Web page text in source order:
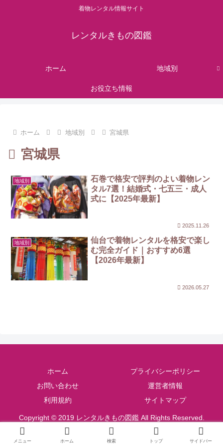
着物レンタル情報サイト
レンタルきもの図鑑
ホーム 地域別
お役立ち情報
ホーム 地域別 宮城県
宮城県
地域別
石巻で格安で評判のよい着物レン
タル7選！結婚式・七五三・成人
式に【2025年最新】
2025.11.26
地域別
仙台で着物レンタルを格安で楽し
む完全ガイド｜おすすめ6選
【2026年最新】
2026.05.27
ホーム
プライバシーポリシー
お問い合わせ
運営者情報
利用規約
サイトマップ
Copyright © 2019 レンタルきもの図鑑 All Rights Reserved.
メニュー ホーム 検索 トップ サイドバー